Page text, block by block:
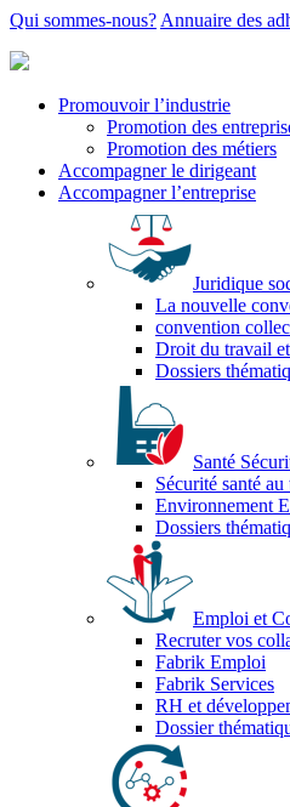
Qui sommes-nous? Annuaire des
Promouvoir l’industrie
Promotion des
Promotion des métiers
Accompagner le dirigeant
Accompagner l’entreprise
Juridique
La nouvelle
convention
Droit du travail
Dossiers
Santé
Sécurité santé
Environnement
Dossiers
Emploi et
Recruter vos
Fabrik Emploi
Fabrik Services
RH et
Dossier